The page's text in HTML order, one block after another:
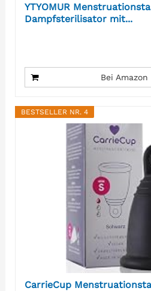
YTYOMUR
Dampfsterilisator mit...
Bei
BESTSELLER NR. 4
CarrieCup